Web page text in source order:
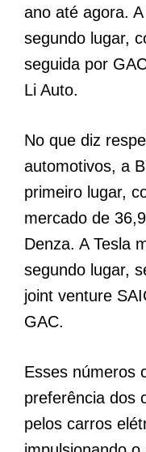
ano até agora.
segundo lugar,
seguida por
Li Auto.
No que diz
automotivos, a
primeiro lugar,
mercado de
Denza. A Tesla
segundo lugar,
joint venture
GAC.
Esses números
preferência dos
pelos carros